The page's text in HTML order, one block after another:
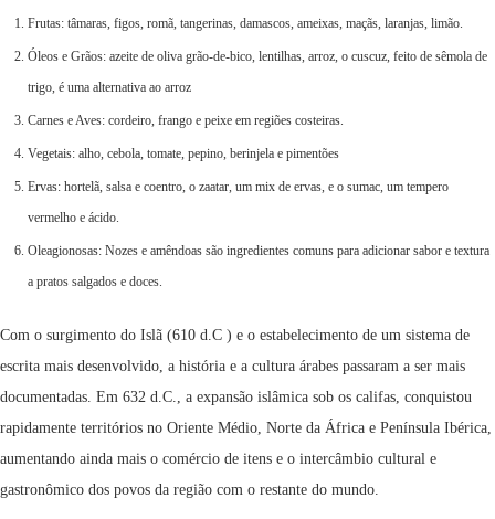
Frutas: tâmaras, figos, romã, tangerinas, damascos, ameixas, maçãs, laranjas, limão.
Óleos e Grãos: azeite de oliva grão-de-bico, lentilhas, arroz, o cuscuz, feito de sêmola de
trigo, é uma alternativa ao arroz
Carnes e Aves: cordeiro, frango e peixe em regiões costeiras.
Vegetais: alho, cebola, tomate, pepino, berinjela e pimentões
Ervas: hortelã, salsa e coentro, o zaatar, um mix de ervas, e o sumac, um tempero
vermelho e ácido.
Oleagionosas: Nozes e amêndoas são ingredientes comuns para adicionar sabor e textura
a pratos salgados e doces.
Com o surgimento do Islã (610 d.C ) e o estabelecimento de um sistema de
escrita mais desenvolvido, a história e a cultura árabes passaram a ser mais
documentadas. Em 632 d.C., a expansão islâmica sob os califas, conquistou
rapidamente territórios no Oriente Médio, Norte da África e Península Ibérica,
aumentando ainda mais o comércio de itens e o intercâmbio cultural e
gastronômico dos povos da região com o restante do mundo.